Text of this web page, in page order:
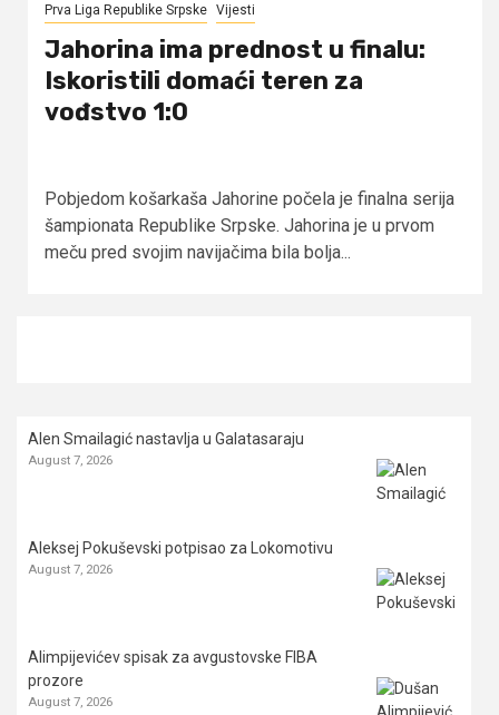
Prva Liga Republike Srpske Vijesti
Jahorina ima prednost u finalu:
Iskoristili domaći teren za
vođstvo 1:0
Pobjedom košarkaša Jahorine počela je finalna serija
šampionata Republike Srpske. Jahorina je u prvom
meču pred svojim navijačima bila bolja...
Alen Smailagić nastavlja u Galatasaraju
August 7, 2026
Aleksej Pokuševski potpisao za Lokomotivu
August 7, 2026
Alimpijevićev spisak za avgustovske FIBA
prozore
August 7, 2026